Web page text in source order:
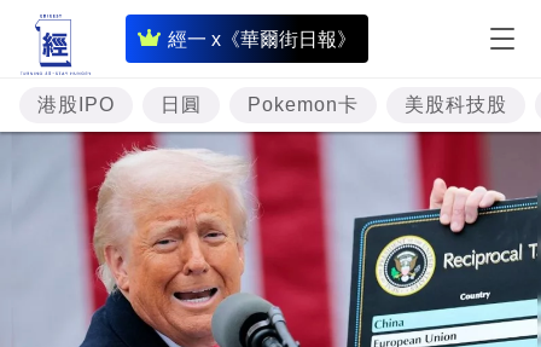
經一 x《華爾街日報》
即
時
財
經
專
題
投
資
樓
港股IPO 日圓 Pokemon卡 美股科技股